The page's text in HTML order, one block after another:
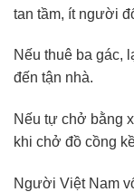
tan tầm, ít người
Nếu thuê ba gác,
đến tận nhà.
Nếu tự chở bằng
khi chở đồ cồng
Người Việt Nam